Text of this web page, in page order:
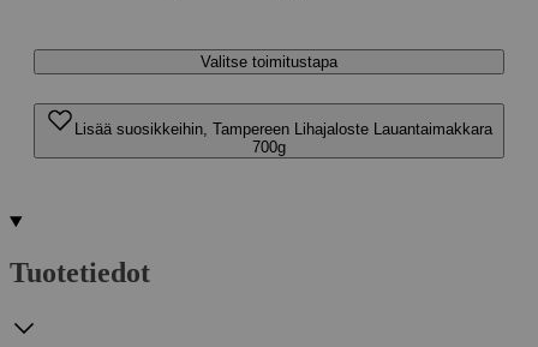
Valitse toimitustapa
Lisää suosikkeihin, Tampereen Lihajaloste Lauantaimakkara
700g
Tuotetiedot